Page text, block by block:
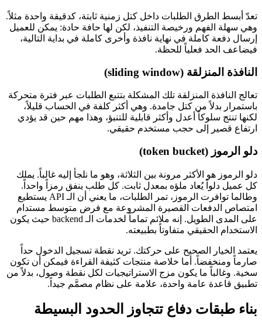
تعدّ أبسط الطرق الطلبات داخل كتل زمنية ثابتة، كدقيقة واحدة مثلاً.
وهي سهلة الفهم ورخيصة التنفيذ، لكن لها حافة حادة: يمكن للعميل
إرسال دفعة كاملة في نهاية نافذة وأخرى كاملة في بداية التالية،
فيضاعف الحد فعلياً للحظة.
النافذة المنزلقة (sliding window)
تعالج النافذة المنزلقة تلك المشكلة بتتبع الطلبات عبر فترة متحركة
باستمرار بدلاً من كتل جامدة. وهي أكثر كلفة في الحساب قليلاً،
لكنها تنتج سلوكاً أعدل وأكثر قابلية للتنبؤ، وهذا مهم حين قد يؤدي
ارتفاع قصير إلى حجب مستخدم حقيقي.
دلو الرموز (token bucket)
دلو الرموز هو الأكثر مرونة بين الثلاثة، وهو ما نلجأ إليه غالباً. يملك
كل عميل دلواً يُعاد ملؤه بمعدل ثابت. كل طلب ينفق رمزاً واحداً.
وطالما توافرت الرموز، تمر الطلبات، ما يعني أن الـ API يستطيع
امتصاص الدفعات القصيرة المشروعة مع فرض متوسط مستدام
على المدى الطويل. إنه ملائم تماماً لخدمات الـ backend حيث يكون
الاستخدام الحقيقي متفاوتاً بطبيعته.
يعتمد الخيار الصحيح على حركتك. تريد نقطة تسجيل الدخول حداً
صارماً ومنخفضاً. أما خلاصة منتجات كثيفة القراءة فيمكن أن تكون
سخية. وغالباً ما يكون مزج الاستراتيجيات لكل نقطة وصول، بدلاً من
تطبيق قاعدة عامة واحدة، علامة على نظام مصمَّم جيداً.
بناء طبقات دفاع تتجاوز الحدود البسيطة